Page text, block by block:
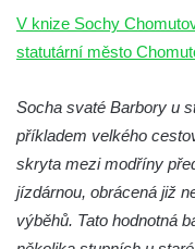
Pražské třídě v
Socha Civilizovaní
Českých
Socha svatého
Sadech u Mlýnské
V knize Sochy
statutární město
Socha svaté Barbory u
příkladem velkého
skryta mezi modříny
jízdárnou, obrácená již
výběhů. Tato hodnotná